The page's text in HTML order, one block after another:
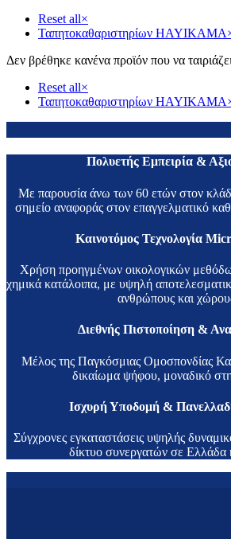
Reset all×
Ταπητοκαθαριστηρίων HAYIKAMA
Δεν βρέθηκε κανένα προϊόν που να
Reset all×
Ταπητοκαθαριστηρίων HAYIKAMA
Πολυετής Εμπειρία &
Με παρουσία άνω των 60 ετών στον
σημείο αναφοράς στον επαγγελματικό
Καινοτόμος Τεχνολογία
Χρήση προηγμένων οικολογικών
χημικά κατάλοιπα, με υψηλή
ανθρώπους και
Διεθνής Πιστοποίηση &
Μέλος της Παγκόσμιας Ομοσπονδίας
δικαίωμα ψήφου, μοναδικό
Ισχυρή Υποδομή &
Σύγχρονες εγκαταστάσεις υψηλής
δίκτυο συνεργατών σε Ελλάδα